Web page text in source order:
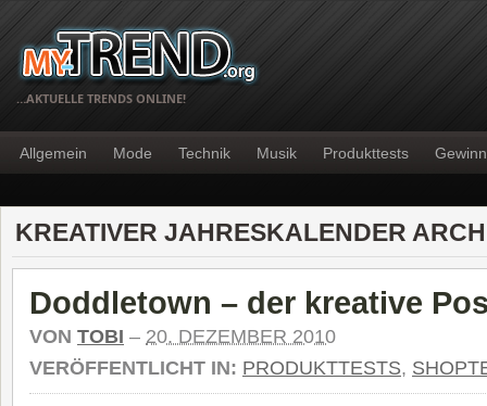
…AKTUELLE TRENDS ONLINE!
Allgemein Mode Technik Musik Produkttests
KREATIVER JAHRESKALENDER
Doddletown – der kreative
VON TOBI – 20. DEZEMBER 2010
VERÖFFENTLICHT IN: PRODUKTTESTS,